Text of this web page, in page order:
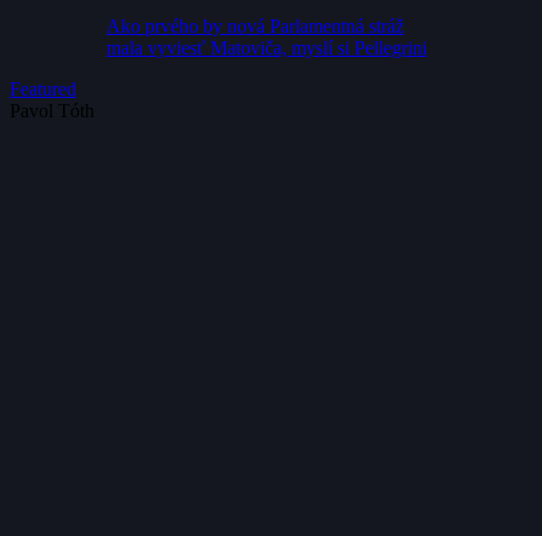
Ako prvého by nová Parlamentná stráž
mala vyviesť Matoviča, myslí si Pellegrini
Featured
Pavol Tóth